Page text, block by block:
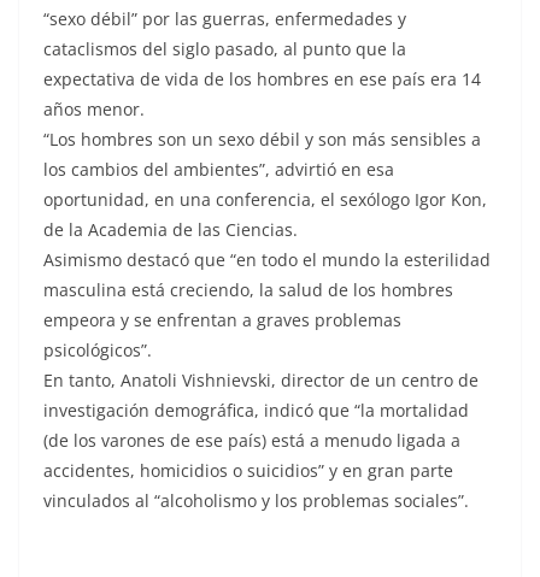
“sexo débil” por las guerras, enfermedades y
cataclismos del siglo pasado, al punto que la
expectativa de vida de los hombres en ese país era 14
años menor.
“Los hombres son un sexo débil y son más sensibles a
los cambios del ambientes”, advirtió en esa
oportunidad, en una conferencia, el sexólogo Igor Kon,
de la Academia de las Ciencias.
Asimismo destacó que “en todo el mundo la esterilidad
masculina está creciendo, la salud de los hombres
empeora y se enfrentan a graves problemas
psicológicos”.
En tanto, Anatoli Vishnievski, director de un centro de
investigación demográfica, indicó que “la mortalidad
(de los varones de ese país) está a menudo ligada a
accidentes, homicidios o suicidios” y en gran parte
vinculados al “alcoholismo y los problemas sociales”.